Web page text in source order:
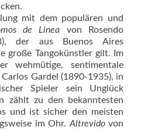
mit dem populären und
de Linea von Rosendo
der aus Buenos Aires
große Tangokünstler gilt. Im
wehmütige, sentimentale
Gardel (1890-1935), in
Spieler sein Unglück
zählt zu den bekanntesten
und ist sicher den meisten
im Ohr. Altrevidovon